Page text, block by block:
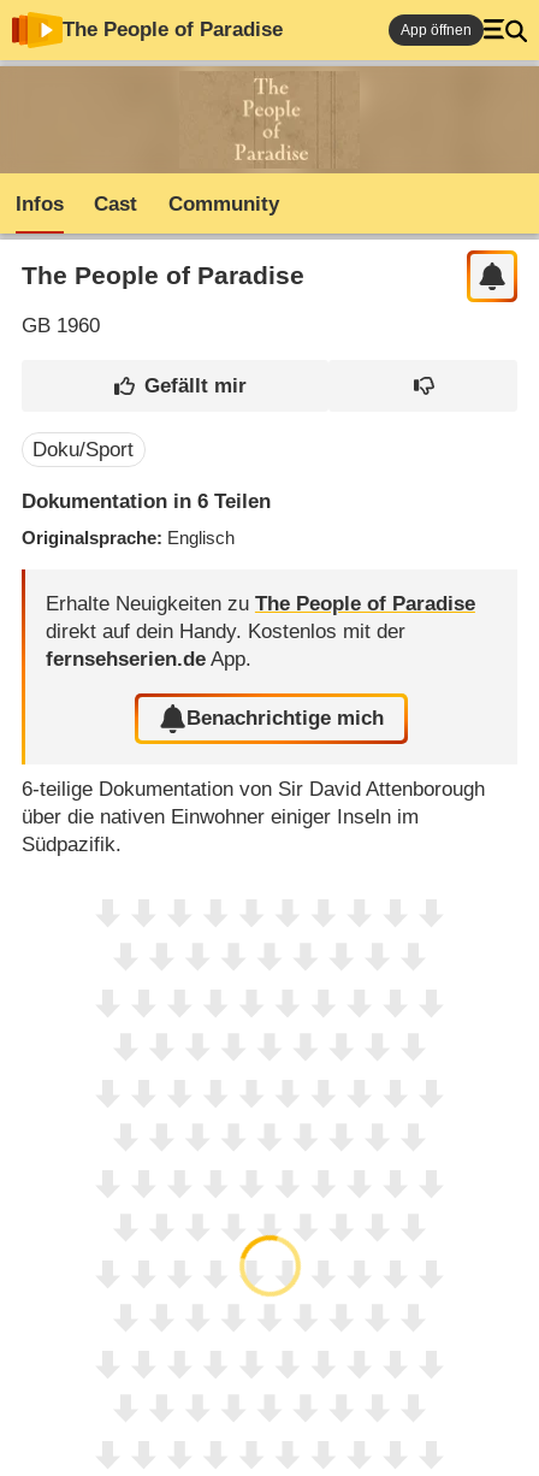
The People of Paradise App öffnen
Infos Cast Community
The People of Paradise
GB1960
Doku/Sport
Dokumentation in 6 Teilen
Originalsprache Englisch
Erhalte Neuigkeiten zu The People of Paradise
direkt auf dein Handy. Kostenlos mit der
fernsehserien.deApp.
Benachrichtige mich
6-teilige Dokumentation von Sir David Attenborough
über die nativen Einwohner einiger Inseln im
Südpazifik.